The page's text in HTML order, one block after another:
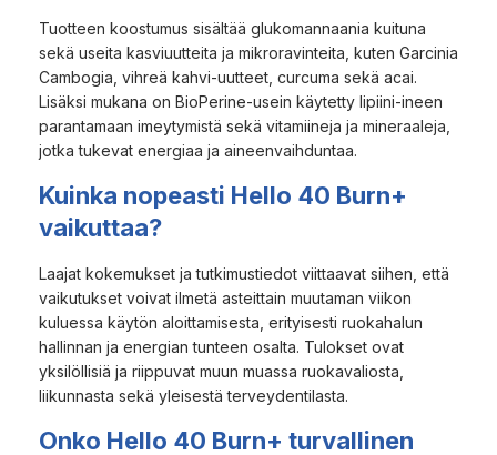
Tuotteen koostumus sisältää glukomannaania kuituna
sekä useita kasviuutteita ja mikroravinteita, kuten Garcinia
Cambogia, vihreä kahvi-uutteet, curcuma sekä acai.
Lisäksi mukana on BioPerine-usein käytetty lipiini-ineen
parantamaan imeytymistä sekä vitamiineja ja mineraaleja,
jotka tukevat energiaa ja aineenvaihduntaa.
Kuinka nopeasti Hello 40 Burn+
vaikuttaa?
Laajat kokemukset ja tutkimustiedot viittaavat siihen, että
vaikutukset voivat ilmetä asteittain muutaman viikon
kuluessa käytön aloittamisesta, erityisesti ruokahalun
hallinnan ja energian tunteen osalta. Tulokset ovat
yksilöllisiä ja riippuvat muun muassa ruokavaliosta,
liikunnasta sekä yleisestä terveydentilasta.
Onko Hello 40 Burn+ turvallinen